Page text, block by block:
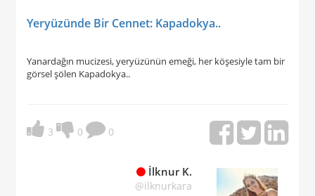
Yeryüzünde Bir Cennet: Kapadokya..
Yanardağın mucizesi, yeryüzünün emeği, her köşesiyle tam bir
görsel şölen Kapadokya..
3 0 0
İlknur K.
@ilknurkara